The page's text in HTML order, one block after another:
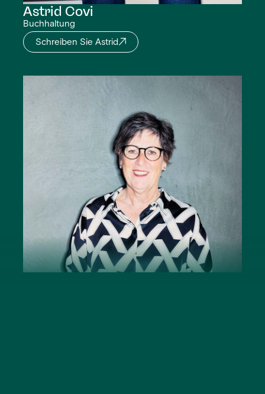
Astrid Covi
Buchhaltung
Schreiben Sie Astrid